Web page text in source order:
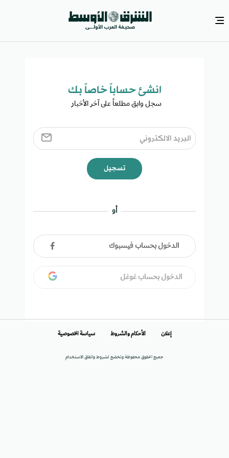
انشئ حساباً خاصاً بك​
سجل وابق مطلعاً على آخر الأخبار ​
تسجيل
أو
الدخول بحساب فيسبوك
الدخول بحساب غوغل
جميع الحقوق محفوظة وتخضع لشروط واتفاق الاستخدام
إعلان الأحكام والشروط سياسة الخصوصية